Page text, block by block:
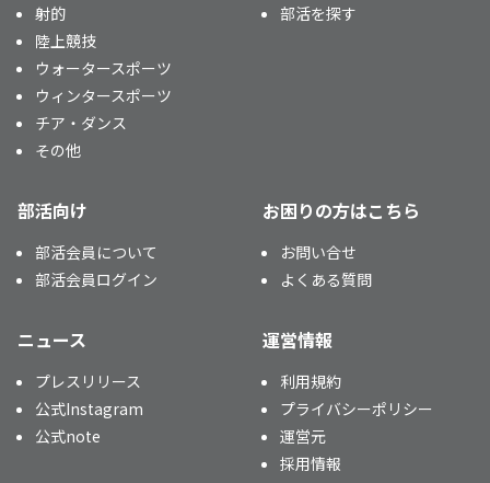
射的
陸上競技
ウォータースポーツ
ウィンタースポーツ
チア・ダンス
その他
部活を探す
部活向け
部活会員について
部活会員ログイン
お困りの方はこちら
お問い合せ
よくある質問
ニュース
プレスリリース
公式Instagram
公式note
運営情報
利用規約
プライバシーポリシー
運営元
採用情報